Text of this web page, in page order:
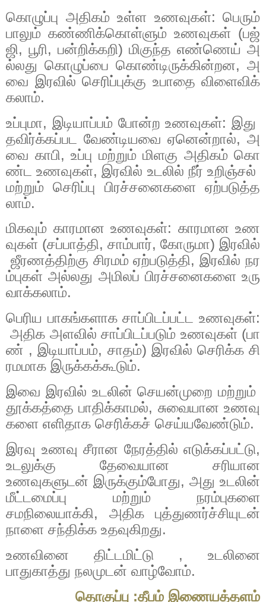
கொழுப்பு அதிகம் உள்ள உணவுகள்: பெரும்
பாலும் கண்ணிக்கொள்ளும் உணவுகள் (பஜ்
ஜி, பூரி, பன்றிக்கறி) மிகுந்த எண்ணெய் அ
ல்லது கொழுப்பை கொண்டிருக்கின்றன, அ
வை இரவில் செரிப்புக்கு உபாதை விளைவிக்
கலாம்.
உப்புமா, இடியாப்பம் போன்ற உணவுகள்: இது
தவிர்க்கப்பட
வேண்டியவை ஏனென்றால், அ
வை காபி, உப்பு மற்றும் மிளகு அதிகம் கொ
ண்ட
உணவுகள், இரவில் உடலில் நீர் உறிஞ்சல்
மற்றும்
செரிப்பு பிரச்சனைகளை ஏற்படுத்த
லாம்.
மிகவும் காரமான உணவுகள்: காரமான உண
வுகள் (சப்பாத்தி, சாம்பார், கோருமா) இரவில்
ஜீரணத்திற்கு சிரமம் ஏற்படுத்தி,இரவில் நர
ம்புகள் அல்லது அமிலப் பிரச்சனைகளை உரு
வாக்கலாம்.
பெரிய பாகங்களாக சாப்பிடப்பட்ட உணவுகள்:
அதிக அளவில் சாப்பிடப்படும் உணவுகள் (பா
ண் , இடியாப்பம், சாதம்) இரவில் செரிக்க சி
ரமமாக இருக்கக்கூடும்.
இவை இரவில் உடலின் செயன்முறை மற்றும்
தூக்கத்தை பாதிக்காமல், சுவையான உணவு
களை எளிதாக செரிக்கச் செய்யவேண்டும்.
இரவு உணவு சீரான நேரத்தில் எடுக்கப்பட்டு,
உடலுக்கு தேவையான சரியான
உணவுகளுடன் இருக்கும்போது, அது உடலின்
மீட்டமைப்பு மற்றும் நரம்புகளை
சமநிலையாக்கி, அதிக புத்துணர்ச்சியுடன்
நாளை சந்திக்க உதவுகிறது.
உணவினை
திட்டமிட்டு , உடலினை
பாதுகாத்து நலமுடன் வாழ்வோம்.
தொகுப்பு :தீபம் இணையத்தளம்